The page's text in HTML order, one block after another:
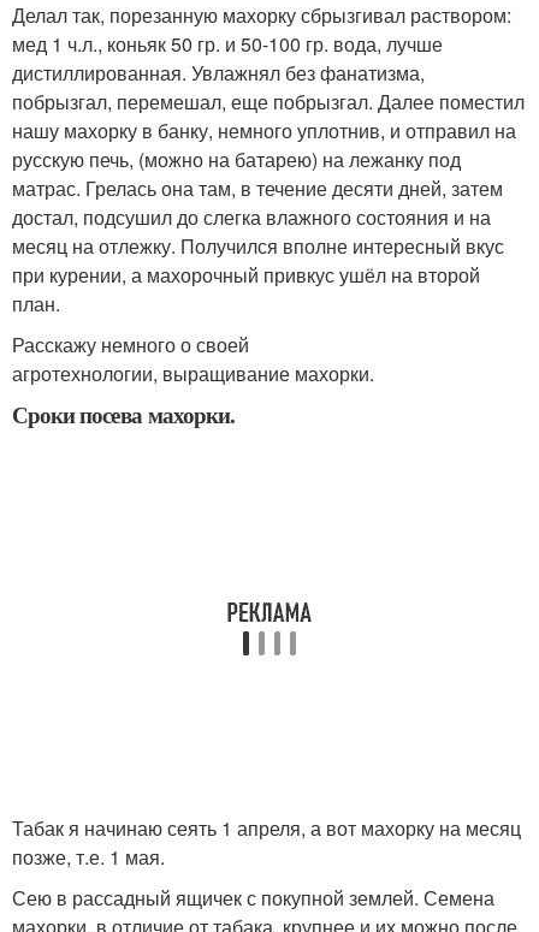
Делал так, порезанную махорку сбрызгивал раствором:
мед 1 ч.л., коньяк 50 гр. и 50-100 гр. вода, лучше
дистиллированная. Увлажнял без фанатизма,
побрызгал, перемешал, еще побрызгал. Далее поместил
нашу махорку в банку, немного уплотнив, и отправил на
русскую печь, (можно на батарею) на лежанку под
матрас. Грелась она там, в течение десяти дней, затем
достал, подсушил до слегка влажного состояния и на
месяц на отлежку. Получился вполне интересный вкус
при курении, а махорочный привкус ушёл на второй
план.
Расскажу немного о своей
агротехнологии, выращивание махорки.
Сроки посева махорки.
Табак я начинаю сеять 1 апреля, а вот махорку на месяц
позже, т.е. 1 мая.
Сею в рассадный ящичек с покупной землей. Семена